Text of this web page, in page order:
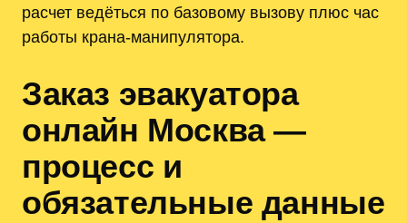
расчет ведёться по базовому вызову плюс час
работы крана-манипулятора.
Заказ эвакуатора
онлайн Москва —
процесс и
обязательные данные